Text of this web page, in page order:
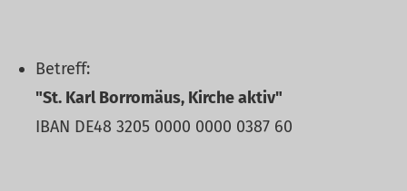
Betreff:
"St. Karl Borromäus, Kirche aktiv"
IBAN DE48 3205 0000 0000 0387 60